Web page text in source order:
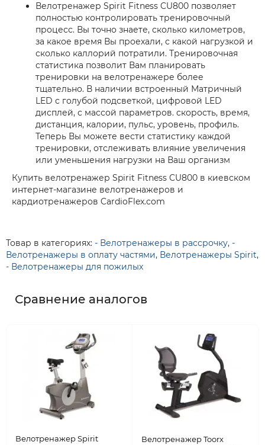
Велотренажер Spirit Fitness CU800 позволяет
полностью контролировать тренировочный
процесс. Вы точно знаете, сколько километров,
за какое время Вы проехали, с какой нагрузкой и
сколько каллорий потратили. Тренировочная
статистика позволит Вам планировать
тренировки на велотренажере более
тщательно. В наличии встроенный Матричный
LED с голубой подсветкой, цифровой LED
дисплей, с массой параметров. cкорость, время,
дистанция, калории, пульс, уровень, профиль.
Теперь Вы можете вести статистику каждой
тренировки, отслеживать влияние увеличения
или уменьшения нагрузки на Ваш организм
Купить велотренажер Spirit Fitness CU800 в киевском
интернет-магазине велотренажеров и
кардиотренажеров CardioFlex.com
Товар в категориях: - Велотренажеры в рассрочку, -
Велотренажеры в оплату частями, Велотренажеры Spirit,
- Велотренажеры для пожилых
Сравнение аналогов
Велотренажер Spirit
Велотренажер Toorx